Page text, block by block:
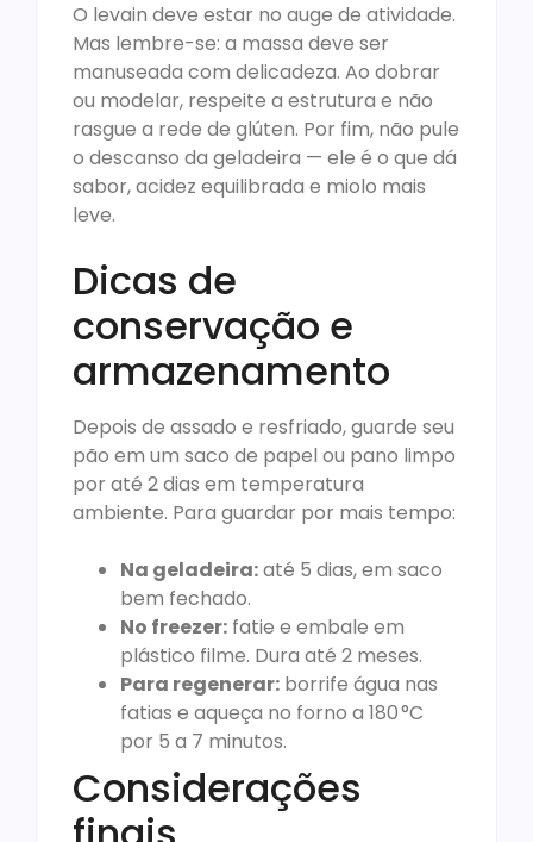
O levain deve estar no auge de atividade.
Mas lembre-se: a massa deve ser
manuseada com delicadeza. Ao dobrar
ou modelar, respeite a estrutura e não
rasgue a rede de glúten. Por fim, não pule
o descanso da geladeira — ele é o que dá
sabor, acidez equilibrada e miolo mais
leve.
Dicas de
conservação e
armazenamento
Depois de assado e resfriado, guarde seu
pão em um saco de papel ou pano limpo
por até 2 dias em temperatura
ambiente. Para guardar por mais tempo:
Na geladeira:até 5 dias, em saco
bem fechado.
No freezer: fatie e embale em
plástico filme. Dura até 2 meses.
Para regenerar: borrife água nas
fatias e aqueça no forno a 180 °C
por 5 a 7 minutos.
Considerações